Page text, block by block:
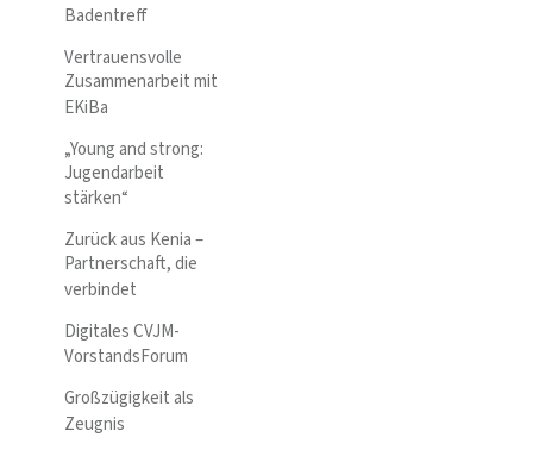
Badentreff
Vertrauensvolle
Zusammenarbeit mit
EKiBa
„Young and strong:
Jugendarbeit
stärken“
Zurück aus Kenia –
Partnerschaft, die
verbindet
Digitales CVJM-
VorstandsForum
Großzügigkeit als
Zeugnis